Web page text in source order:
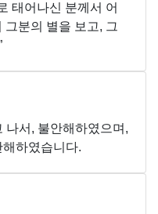
태어나신 분께서 어
분의 별을 보고, 그
나서, 불안해하였으며,
하였습니다.